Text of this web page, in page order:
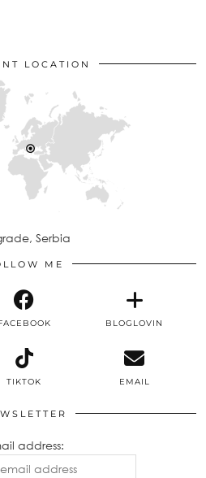
LOCATION
Serbia
ME
BLOGLOVIN
TIKTOK EMAIL
address: